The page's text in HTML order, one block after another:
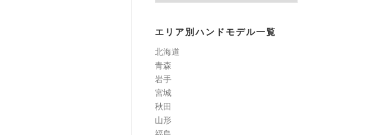
道
コ
ラ
ム
エリア別ハンドモデル一覧
北海道
青森
岩手
宮城
秋田
山形